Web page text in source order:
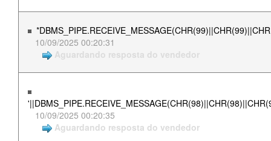
10/09/2025 00:20:31
Aguardando resposta do vendedor
10/09/2025 00:20:35
Aguardando resposta do vendedor